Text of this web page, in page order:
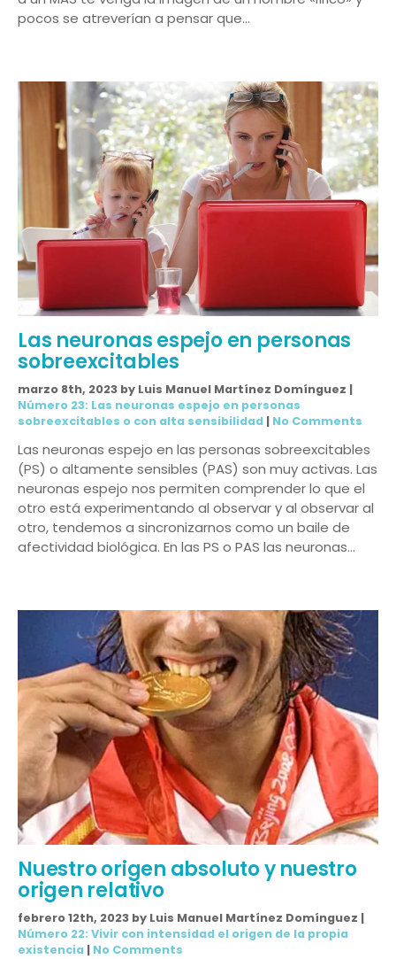
pocos se atreverían a pensar que…
Las neuronas espejo en personas
sobreexcitables
marzo 8th, 2023 by Luis Manuel Martínez Domínguez |
Número 23: Las neuronas espejo en personas
sobreexcitables o con alta sensibilidad | No Comments
Las neuronas espejo en las personas sobreexcitables
(PS) o altamente sensibles (PAS) son muy activas. Las
neuronas espejo nos permiten comprender lo que el
otro está experimentando al observar y al observar al
otro, tendemos a sincronizarnos como un baile de
afectividad biológica. En las PS o PAS las neuronas…
Nuestro origen absoluto y nuestro
origen relativo
febrero 12th, 2023 by Luis Manuel Martínez Domínguez |
Número 22: Vivir con intensidad el origen de la propia
existencia | No Comments